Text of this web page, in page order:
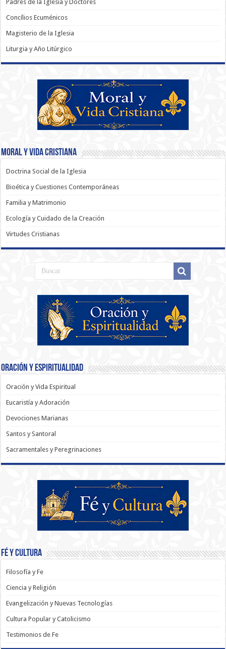
Padres de la Iglesia y Doctores
Concílios Ecuménicos
Magisterio de la Iglesia
Liturgia y Año Litúrgico
Moral y Vida Cristiana
Doctrina Social de la Iglesia
Bioética y Cuestiones Contemporáneas
Familia y Matrimonio
Ecología y Cuidado de la Creación
Virtudes Cristianas
Oración y Espiritualidad
Oración y Vida Espiritual
Eucaristía y Adoración
Devociones Marianas
Santos y Santoral
Sacramentales y Peregrinaciones
Fé y Cultura
Filosofía y Fe
Ciencia y Religión
Evangelización y Nuevas Tecnologías
Cultura Popular y Catolicismo
Testimonios de Fe